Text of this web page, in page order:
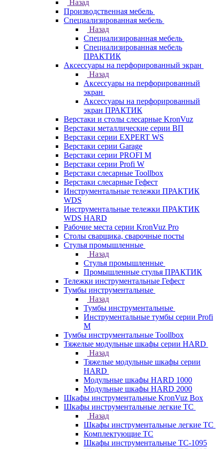
Назад
Производственная мебель
Cпециализированная мебель
Назад
Cпециализированная мебель
Специализированная мебель
ПРАКТИК
Аксессуары на перфорированный экран
Назад
Аксессуары на перфорированный
экран
Аксессуары на перфорированный
экран ПРАКТИК
Верстаки и столы слесарные KronVuz
Верстаки металлические серии ВП
Верстаки серии EXPERT WS
Верстаки серии Garage
Верстаки серии PROFI M
Верстаки серии Profi W
Верстаки слесарные Toollbox
Верстаки слесарные Гефест
Инструментальные тележки ПРАКТИК
WDS
Инструментальные тележки ПРАКТИК
WDS HARD
Рабочие места серии KronVuz Pro
Столы сварщика, сварочные посты
Стулья промышленные
Назад
Стулья промышленные
Промышленные стулья ПРАКТИК
Тележки инструментальные Гефест
Тумбы инструментальные
Назад
Тумбы инструментальные
Инструментальные тумбы серии Profi
M
Тумбы инструментальные Toollbox
Тяжелые модульные шкафы серии HARD
Назад
Тяжелые модульные шкафы серии
HARD
Модульные шкафы HARD 1000
Модульные шкафы HARD 2000
Шкафы инструментальные KronVuz Box
Шкафы инструментальные легкие ТС
Назад
Шкафы инструментальные легкие ТС
Комплектующие ТС
Шкафы инструментальные TC-1095